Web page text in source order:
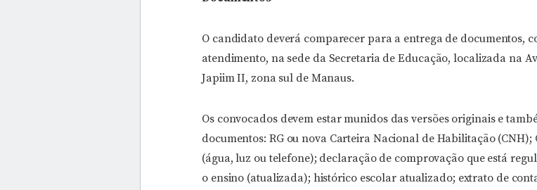
O candidato deverá comparecer para a entrega de documentos,
atendimento, na sede da Secretaria de Educação, localizada na
Japiim II, zona sul de Manaus.
Os convocados devem estar munidos das versões originais e
documentos: RG ou nova Carteira Nacional de Habilitação
(água, luz ou telefone); declaração de comprovação que está
o ensino (atualizada); histórico escolar atualizado; extrato de